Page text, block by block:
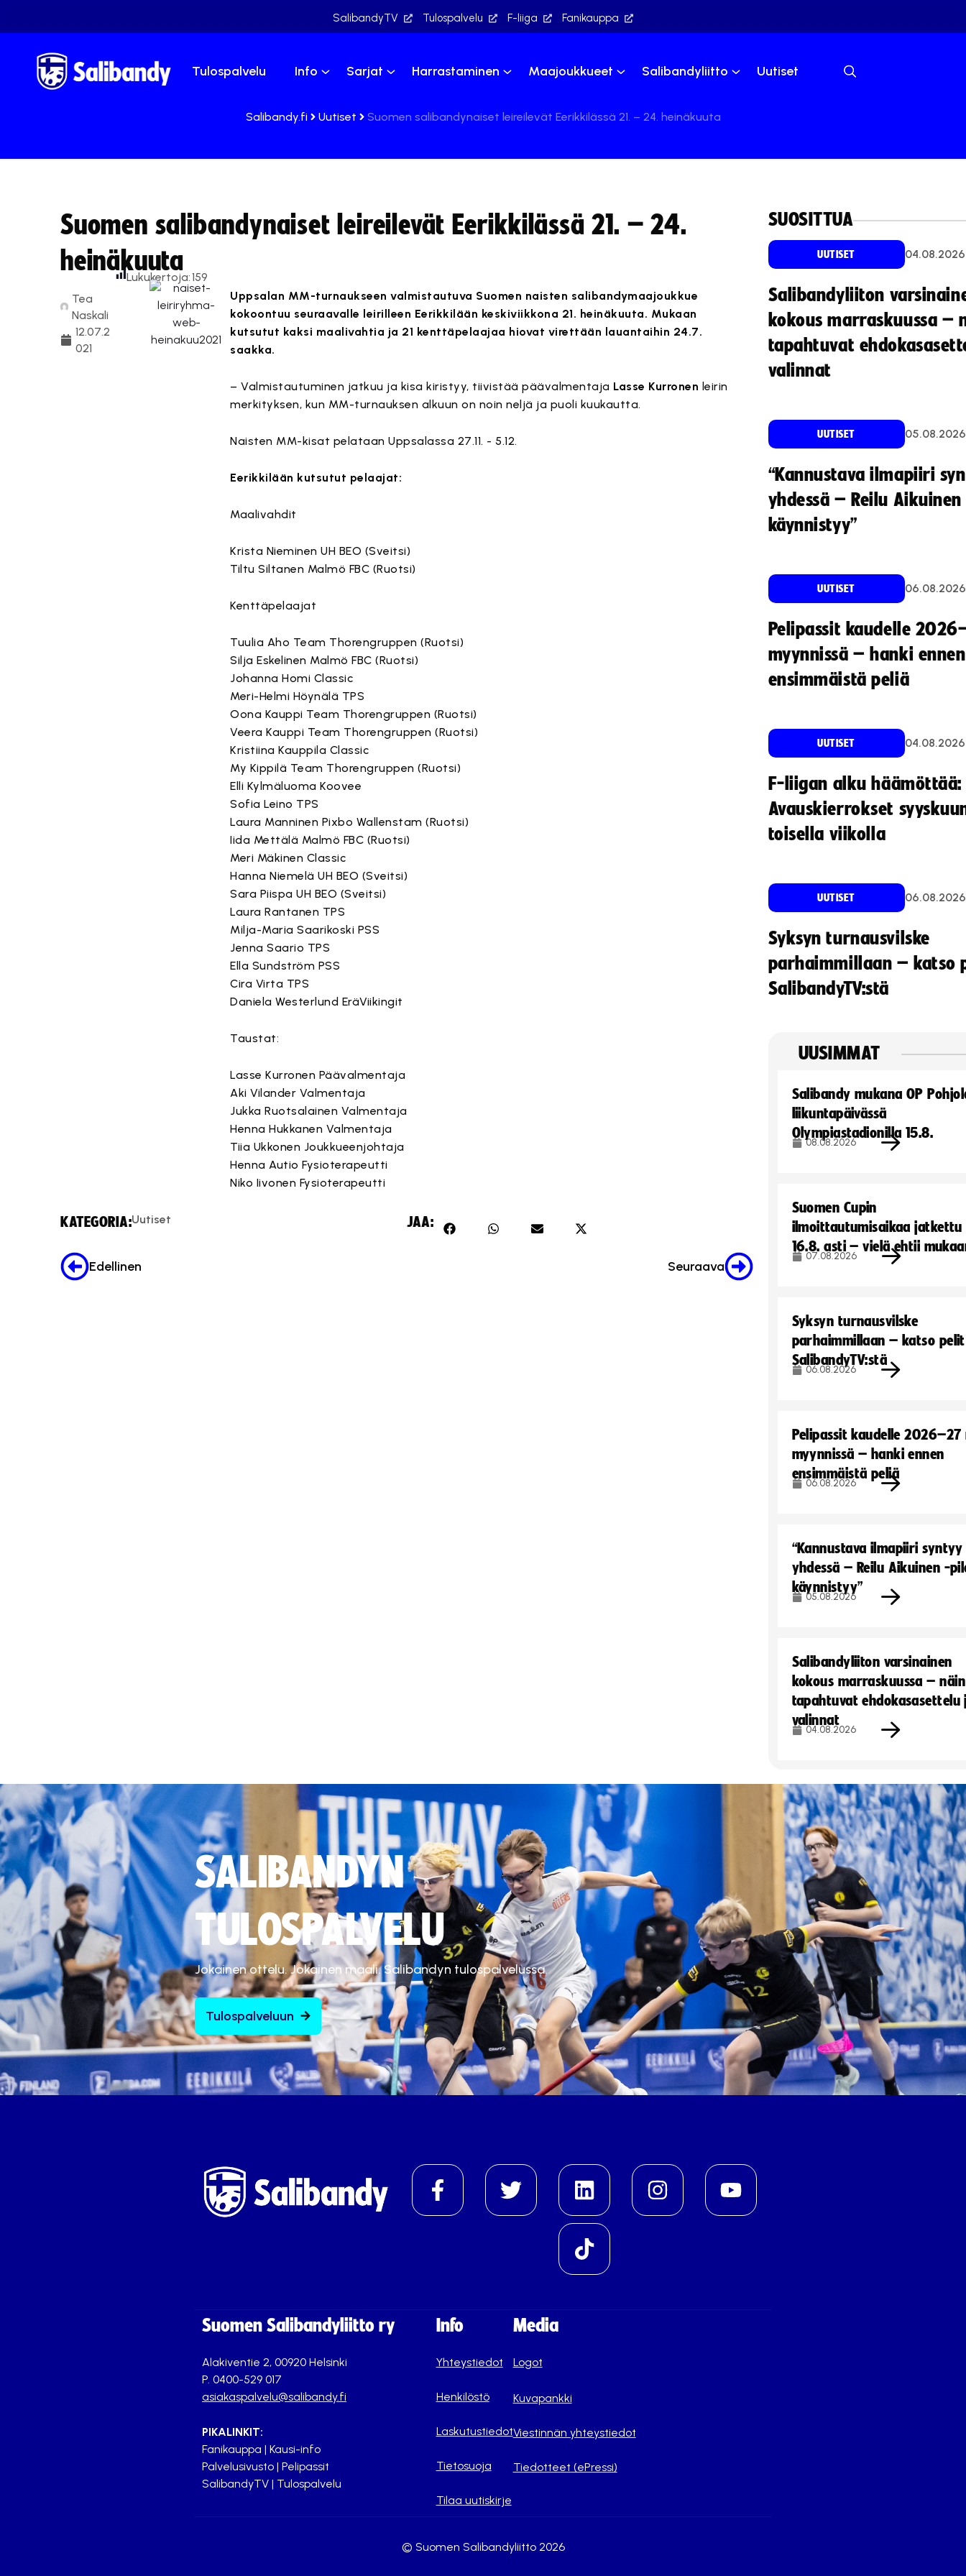
SalibandyTV Tulospalvelu F-liiga Fanikauppa
Tulospalvelu Info Sarjat Harrastaminen Maajoukkueet Salibandyliitto Uutiset
Salibandy.fi Uutiset Suomen salibandynaiset leireilevät Eerikkilässä 21. – 24. heinäkuuta
Suomen salibandynaiset leireilevät Eerikkilässä 21. – 24.
heinäkuuta
Tea
Naskali
12.07.2
021
Lukukertoja:159
Uppsalan MM-turnaukseen valmistautuva Suomen naisten salibandymaajoukkue
kokoontuu seuraavalle leirilleen Eerikkilään keskiviikkona 21. heinäkuuta. Mukaan
kutsutut kaksi maalivahtia ja 21 kenttäpelaajaa hiovat virettään lauantaihin 24.7.
saakka.
– Valmistautuminen jatkuu ja kisa kiristyy, tiivistää päävalmentaja Lasse Kurronen leirin
merkityksen, kun MM-turnauksen alkuun on noin neljä ja puoli kuukautta.
Naisten MM-kisat pelataan Uppsalassa 27.11. - 5.12.
Eerikkilään kutsutut pelaajat:
Maalivahdit
Krista Nieminen UH BEO (Sveitsi)
Tiltu Siltanen Malmö FBC (Ruotsi)
Kenttäpelaajat
Tuulia Aho Team Thorengruppen (Ruotsi)
Silja Eskelinen Malmö FBC (Ruotsi)
Johanna Homi Classic
Meri-Helmi Höynälä TPS
Oona Kauppi Team Thorengruppen (Ruotsi)
Veera Kauppi Team Thorengruppen (Ruotsi)
Kristiina Kauppila Classic
My Kippilä Team Thorengruppen (Ruotsi)
Elli Kylmäluoma Koovee
Sofia Leino TPS
Laura Manninen Pixbo Wallenstam (Ruotsi)
Iida Mettälä Malmö FBC (Ruotsi)
Meri Mäkinen Classic
Hanna Niemelä UH BEO (Sveitsi)
Sara Piispa UH BEO (Sveitsi)
Laura Rantanen TPS
Milja-Maria Saarikoski PSS
Jenna Saario TPS
Ella Sundström PSS
Cira Virta TPS
Daniela Westerlund EräViikingit
Taustat:
Lasse Kurronen Päävalmentaja
Aki Vilander Valmentaja
Jukka Ruotsalainen Valmentaja
Henna Hukkanen Valmentaja
Tiia Ukkonen Joukkueenjohtaja
Henna Autio Fysioterapeutti
Niko Iivonen Fysioterapeutti
KATEGORIA:Uutiset JAA:
Edellinen Seuraava
SUOSITTUA
UUTISET 04.08.2026
Salibandyliiton
kokous marraskuussa –
tapahtuvat
valinnat
UUTISET 05.08.2026
“Kannustava ilmapiiri
yhdessä – Reilu
käynnistyy”
UUTISET 06.08.2026
Pelipassit kaudelle
myynnissä – hanki ennen
ensimmäistä peliä
UUTISET 04.08.2026
F-liigan alku häämöttää:
Avauskierrokset
toisella viikolla
UUTISET 06.08.2026
Syksyn turnausvilske
parhaimmillaan – katso
SalibandyTV:stä
UUSIMMAT
Salibandy mukana OP
liikuntapäivässä
Olympiastadionilla 15.8.
08.08.2026
Suomen Cupin
ilmoittautumisaikaa jatkettu
16.8. asti – vielä ehtii
07.08.2026
Syksyn turnausvilske
parhaimmillaan – katso pelit
SalibandyTV:stä
06.08.2026
Pelipassit kaudelle
myynnissä – hanki ennen
ensimmäistä peliä
06.08.2026
“Kannustava ilmapiiri syntyy
yhdessä – Reilu Aikuinen -
käynnistyy”
05.08.2026
Salibandyliiton varsinainen
kokous marraskuussa – näin
tapahtuvat ehdokasasettelu
valinnat
04.08.2026
SALIBANDYN
TULOSPALVELU
Jokainen ottelu. Jokainen maali. Salibandyn tulospalvelussa.
Tulospalveluun
Suomen Salibandyliitto ry
Alakiventie 2, 00920 Helsinki
P. 0400-529 017
asiakaspalvelu@salibandy.fi
PIKALINKIT:
Fanikauppa | Kausi-info
Palvelusivusto | Pelipassit
SalibandyTV | Tulospalvelu
Info
Yhteystiedot
Henkilöstö
Laskutustiedot
Tietosuoja
Tilaa uutiskirje
Media
Logot
Kuvapankki
Viestinnän yhteystiedot
Tiedotteet (ePressi)
© Suomen Salibandyliitto 2026